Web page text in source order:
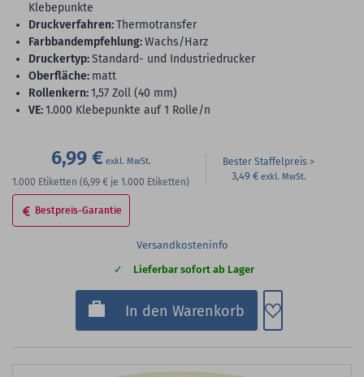
Klebepunkte
Druckverfahren:Thermotransfer
Farbbandempfehlung:Wachs/Harz
Druckertyp:Standard- und Industriedrucker
Oberfläche: matt
Rollenkern:1,57 Zoll (40 mm)
VE:1.000 Klebepunkte auf 1 Rolle/n
6,99 €
1.000 Etiketten (6,99 € je 1.000 Etiketten)
Bester Staffelpreis
3,49 €
Bestpreis-Garantie
Versandkosteninfo
Lieferbar sofort ab Lager
In den Warenkorb Zum